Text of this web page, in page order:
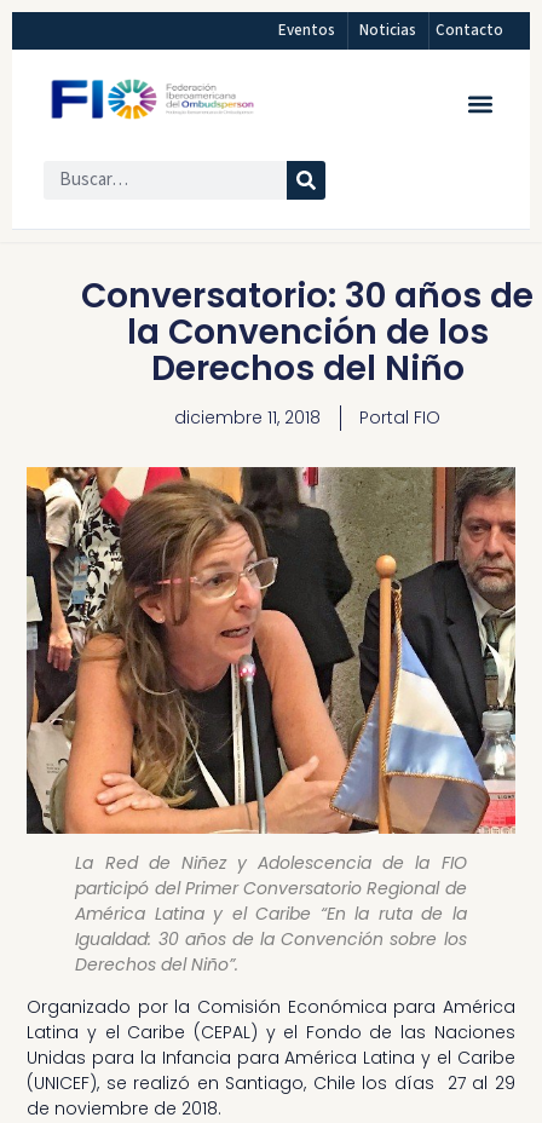
Eventos Noticias Contacto
Conversatorio: 30 años de
la Convención de los
Derechos del Niño
diciembre 11, 2018 Portal FIO
La Red de Niñez y Adolescencia de la FIO
participó del Primer Conversatorio Regional de
América Latina y el Caribe “En la ruta de la
Igualdad: 30 años de la Convención sobre los
Derechos del Niño”.
Organizado por la Comisión Económica para América
Latina y el Caribe (CEPAL) y el Fondo de las Naciones
Unidas para la Infancia para América Latina y el Caribe
(UNICEF), se realizó en Santiago, Chile los días 27 al 29
de noviembre de 2018.